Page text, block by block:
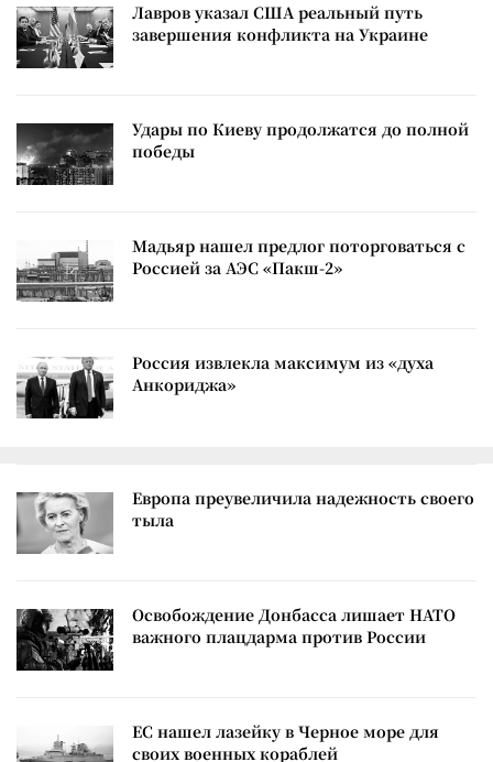
Лавров указал США реальный путь
завершения конфликта на Украине
Удары по Киеву продолжатся до полной
победы
Мадьяр нашел предлог поторговаться с
Россией за АЭС «Пакш-2»
Россия извлекла максимум из «духа
Анкориджа»
Европа преувеличила надежность своего
тыла
Освобождение Донбасса лишает НАТО
важного плацдарма против России
ЕС нашел лазейку в Черное море для
своих военных кораблей